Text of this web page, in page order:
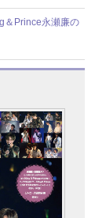
＆Prince永瀬廉の